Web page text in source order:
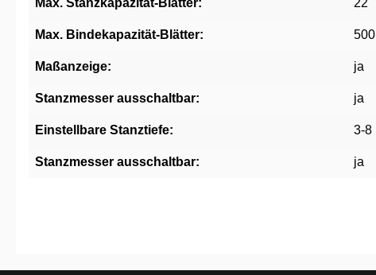
Max. Stanzkapazität-Blätter: 22
Max. Bindekapazität-Blätter: 500
Maßanzeige: ja
Stanzmesser ausschaltbar: ja
Einstellbare Stanztiefe: 3-8
Stanzmesser ausschaltbar: ja